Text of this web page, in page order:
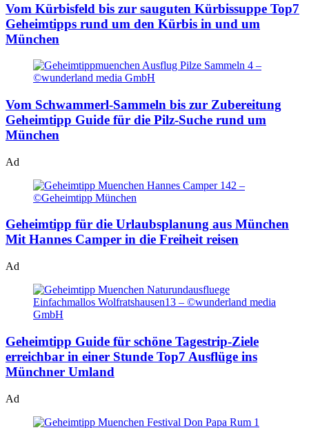
Vom Kürbisfeld bis zur sauguten Kürbissuppe Top7
Geheimtipps rund um den Kürbis in und um
München
Vom Schwammerl-Sammeln bis zur Zubereitung
Geheimtipp Guide für die Pilz-Suche rund um
München
Ad
Geheimtipp für die Urlaubsplanung aus München
Mit Hannes Camper in die Freiheit reisen
Ad
Geheimtipp Guide für schöne Tagestrip-Ziele
erreichbar in einer Stunde Top7 Ausflüge ins
Münchner Umland
Ad